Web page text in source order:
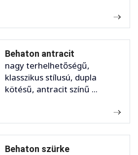
Behaton antracit
nagy terhelhetőségű,
klasszikus stílusú, dupla
kötésű, antracit színű ...
Behaton szürke